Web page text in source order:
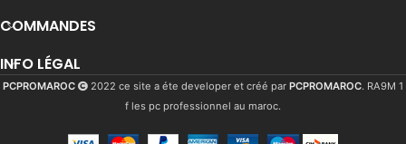
COMMANDES
INFO LÉGAL
PCPROMAROC 2022 ce site a éte developer et créé par PCPROMAROC. RA9M 1
f les pc professionnel au maroc.